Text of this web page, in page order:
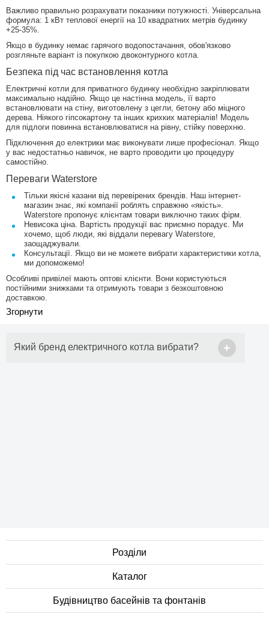
Важливо правильно розрахувати показники потужності. Універсальна
формула: 1 кВт теплової енергії на 10 квадратних метрів будинку
+25-35%.
Якщо в будинку немає гарячого водопостачання, обов'язково
розгляньте варіант із покупкою двоконтурного котла.
Безпека під час встановлення котла
Електричні котли для приватного будинку необхідно закріплювати
максимально надійно. Якщо це настінна модель, її варто
встановлювати на стіну, виготовлену з цегли, бетону або міцного
дерева. Ніякого гіпсокартону та інших крихких матеріалів! Модель
для підлоги повинна встановлюватися на рівну, стійку поверхню.
Підключення до електрики має виконувати лише професіонал. Якщо
у вас недостатньо навичок, не варто проводити цю процедуру
самостійно.
Переваги Waterstore
Тільки якісні казани від перевірених брендів. Наш інтернет-
магазин знає, які компанії роблять справжню «якість».
Waterstore пропонує клієнтам товари виключно таких фірм.
Невисока ціна. Вартість продукції вас приємно порадує. Ми
хочемо, щоб люди, які віддали перевагу Waterstore,
заощаджували.
Консультації. Якщо ви не можете вибрати характеристики котла,
ми допоможемо!
Особливі привілеї мають оптові клієнти. Вони користуються
постійними знижками та отримують товари з безкоштовною
доставкою.
+
Який бренд електричного котла вибрати?
Розділи
Каталог
Будівництво басейнів та фонтанів